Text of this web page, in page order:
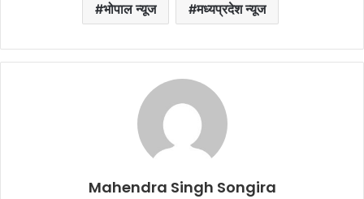
भोपाल न्यूज मध्यप्रदेश न्यूज
Mahendra Singh Songira